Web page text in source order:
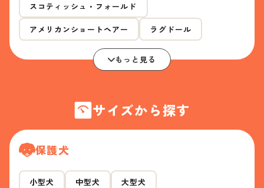
スコティッシュ・フォールド
アメリカンショートヘアー ラグドール
もっと見る
サイズから探す
保護犬
小型犬 中型犬 大型犬